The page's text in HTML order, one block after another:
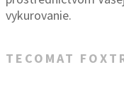
vykurovanie.
TECOMAT